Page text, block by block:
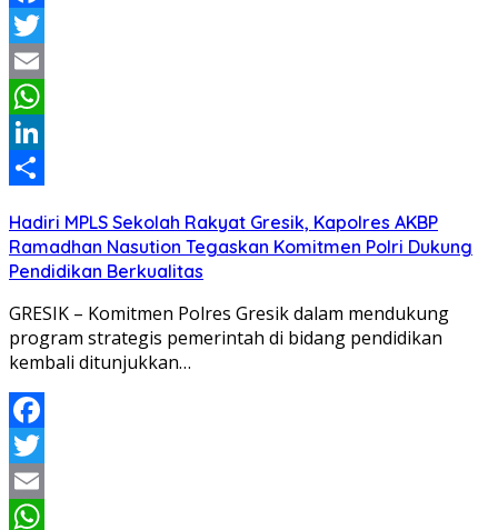
Facebook
Twitter
Email
WhatsApp
LinkedIn
Hadiri MPLS Sekolah Rakyat Gresik, Kapolres AKBP
Ramadhan Nasution Tegaskan Komitmen Polri Dukung
Pendidikan Berkualitas
GRESIK – Komitmen Polres Gresik dalam mendukung
program strategis pemerintah di bidang pendidikan
kembali ditunjukkan…
Facebook
Twitter
Email